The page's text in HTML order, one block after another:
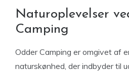
Naturoplevelser
Camping
Odder Camping er omgivet af
naturskønhed, der indbyder til